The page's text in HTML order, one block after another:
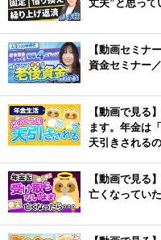
丈夫”と思って
【動画セミナ
資金セミナー
【動画で見る
ます。年金は
天引きされる
【動画で見る
亡くなってい